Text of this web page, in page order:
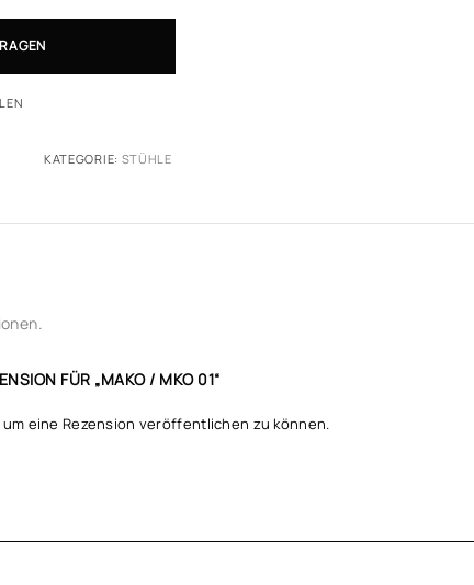
KATEGORIE: STÜHLE
FÜR „MAKO / MKO 01“
um eine Rezension veröffentlichen zu können.